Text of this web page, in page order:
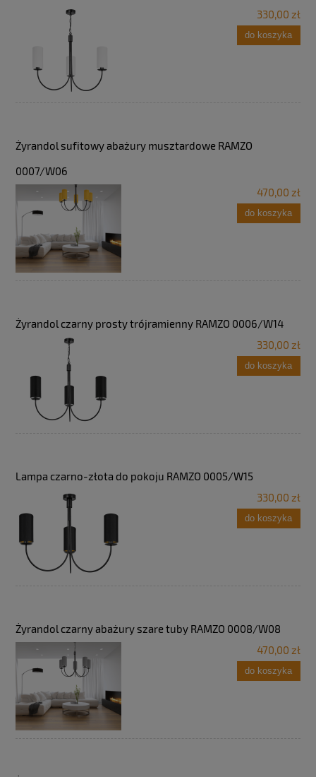
330,00 zł
do koszyka
Żyrandol sufitowy abażury musztardowe RAMZO
0007/W06
470,00 zł
do koszyka
Żyrandol czarny prosty trójramienny RAMZO 0006/W14
330,00 zł
do koszyka
Lampa czarno-złota do pokoju RAMZO 0005/W15
330,00 zł
do koszyka
Żyrandol czarny abażury szare tuby RAMZO 0008/W08
470,00 zł
do koszyka